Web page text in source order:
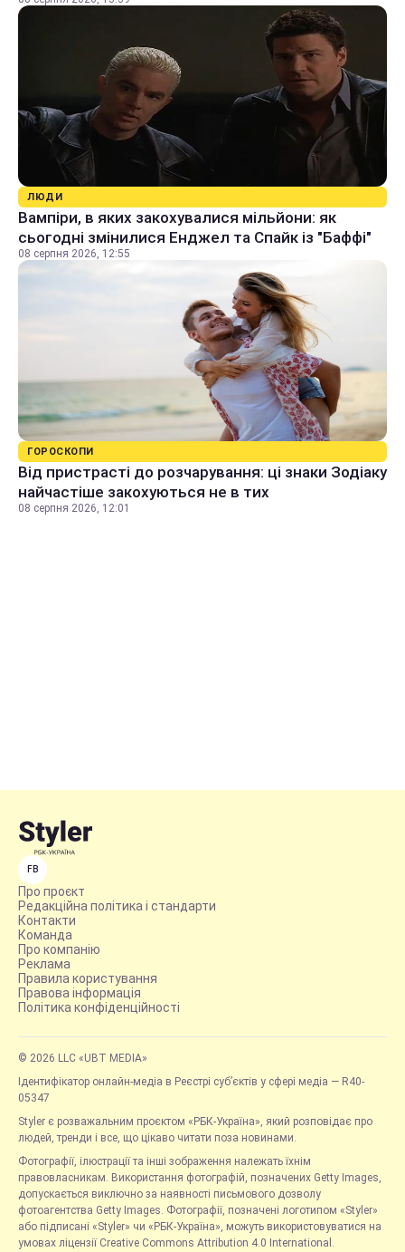
ЛЮДИ
Вампіри, в яких закохувалися мільйони: як
сьогодні змінилися Енджел та Спайк із "Баффі"
08 серпня 2026, 12:55
ГОРОСКОПИ
Від пристрасті до розчарування: ці знаки Зодіаку
найчастіше закохуються не в тих
08 серпня 2026, 12:01
FB
Про проєкт
Редакційна політика і стандарти
Контакти
Команда
Про компанію
Реклама
Правила користування
Правова інформація
Політика конфіденційності
© 2026 LLC «UBT MEDIA»
Ідентифікатор онлайн-медіа в Реєстрі суб’єктів у сфері медіа — R40-
05347
Styler є розважальним проєктом «РБК-Україна», який розповідає про
людей, тренди і все, що цікаво читати поза новинами.
Фотографії, ілюстрації та інші зображення належать їхнім
правовласникам. Використання фотографій, позначених Getty Images,
допускається виключно за наявності письмового дозволу
фотоагентства Getty Images. Фотографії, позначені логотипом «Styler»
або підписані «Styler» чи «РБК-Україна», можуть використовуватися на
умовах ліцензії Creative Commons Attribution 4.0 International.